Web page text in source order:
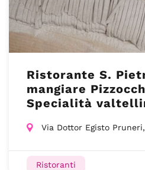
Ristorante S.
mangiare
Specialità
Via Dottor Egisto
Ristoranti